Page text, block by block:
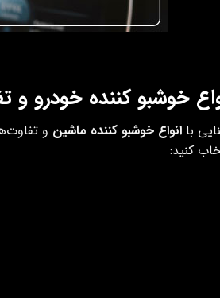
خوشبو کننده خودرو
با انواع خوشبو کننده ماشین و
کنید: